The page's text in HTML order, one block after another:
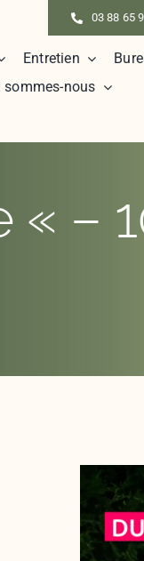
03 88 65
Entretien
sommes-nous
–